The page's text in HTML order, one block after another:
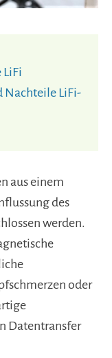
LiFi
Nachteile LiFi-
aus einem
des
werden.
oder
Datentransfer